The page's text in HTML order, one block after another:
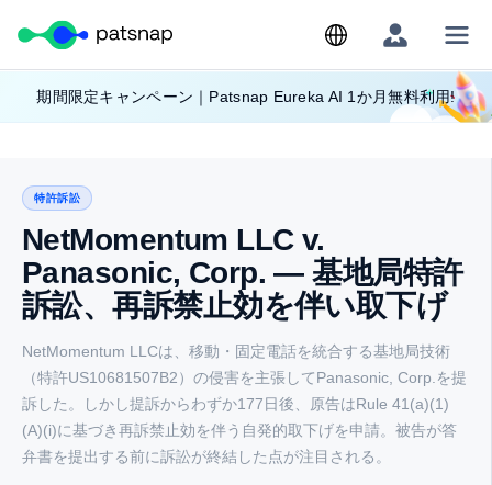
期間限定キャンペーン｜Patsnap Eureka AI 1か月無料利用!
特許訴訟
NetMomentum LLC v.
Panasonic, Corp. — 基地局特許
訴訟、再訴禁止効を伴い取下げ
NetMomentum LLCは、移動・固定電話を統合する基地局技術
（特許US10681507B2）の侵害を主張してPanasonic, Corp.を提
訴した。しかし提訴からわずか177日後、原告はRule 41(a)(1)
(A)(i)に基づき再訴禁止効を伴う自発的取下げを申請。被告が答
弁書を提出する前に訴訟が終結した点が注目される。